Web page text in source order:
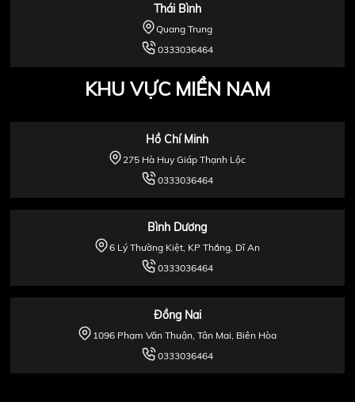
Thái Bình
Quang Trung
0333036464
KHU VỰC MIỀN NAM
Hồ Chí Minh
275 Hà Huy Giáp Thạnh Lộc
0333036464
Bình Dương
6 Lý Thường Kiệt, KP Thắng, Dĩ An
0333036464
Đồng Nai
1096 Phạm Văn Thuận, Tân Mai, Biên Hòa
0333036464